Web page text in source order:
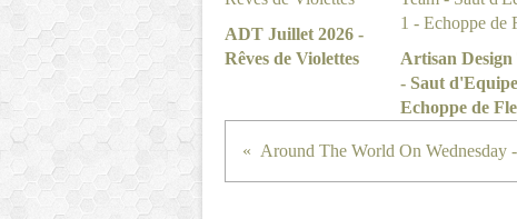
ADT Juillet 2026 -
Rêves de Violettes
Artisan Design
- Saut
Echoppe de
Around The World On Wednesday